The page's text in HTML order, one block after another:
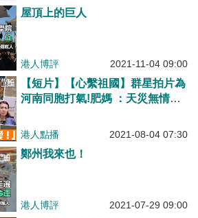
屋頂上的巨人
港人博評 2021-11-04 09:00
【短片】【心繫祖國】群星拍片為
河南同胞打氣!肥媽 ：天災無情，
方支援、鄭家生：鄭州挺住!河南
港人點播 2021-08-04 07:30
鄭州我來也！
港人博評 2021-07-29 09:00